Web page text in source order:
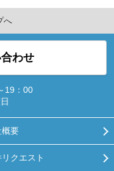
へ
わせ
19：00
概要
クエスト